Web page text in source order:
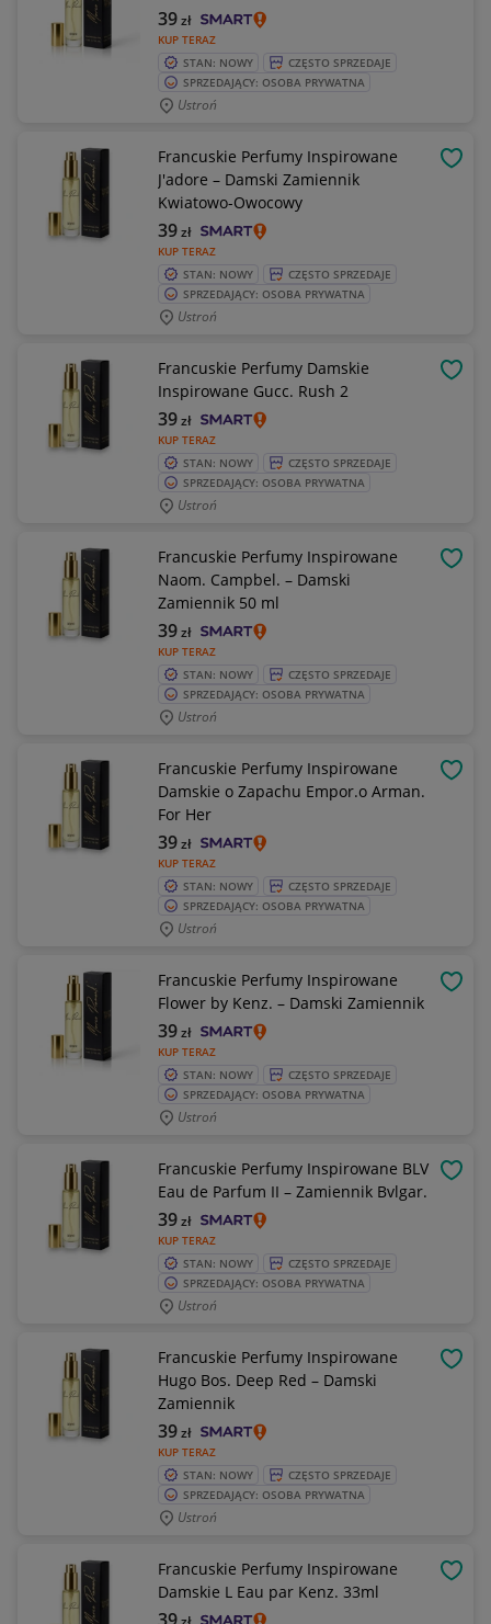
KUP TERAZ
39zł
STAN: NOWY
CZĘSTO SPRZEDAJE
SPRZEDAJĄCY: OSOBA PRYWATNA
Ustroń
Francuskie Perfumy Inspirowane
J'adore – Damski Zamiennik
Kwiatowo-Owocowy
KUP TERAZ
39zł
STAN: NOWY
CZĘSTO SPRZEDAJE
SPRZEDAJĄCY: OSOBA PRYWATNA
Ustroń
Francuskie Perfumy Damskie
Inspirowane Gucc. Rush 2
KUP TERAZ
39zł
STAN: NOWY
CZĘSTO SPRZEDAJE
SPRZEDAJĄCY: OSOBA PRYWATNA
Ustroń
Francuskie Perfumy Inspirowane
Naom. Campbel. – Damski
Zamiennik 50 ml
KUP TERAZ
39zł
STAN: NOWY
CZĘSTO SPRZEDAJE
SPRZEDAJĄCY: OSOBA PRYWATNA
Ustroń
Francuskie Perfumy Inspirowane
Damskie o Zapachu Empor.o Arman.
For Her
KUP TERAZ
39zł
STAN: NOWY
CZĘSTO SPRZEDAJE
SPRZEDAJĄCY: OSOBA PRYWATNA
Ustroń
Francuskie Perfumy Inspirowane
Flower by Kenz. – Damski Zamiennik
KUP TERAZ
39zł
STAN: NOWY
CZĘSTO SPRZEDAJE
SPRZEDAJĄCY: OSOBA PRYWATNA
Ustroń
Francuskie Perfumy Inspirowane BLV
Eau de Parfum II – Zamiennik Bvlgar.
KUP TERAZ
39zł
STAN: NOWY
CZĘSTO SPRZEDAJE
SPRZEDAJĄCY: OSOBA PRYWATNA
Ustroń
Francuskie Perfumy Inspirowane
Hugo Bos. Deep Red – Damski
Zamiennik
KUP TERAZ
39zł
STAN: NOWY
CZĘSTO SPRZEDAJE
SPRZEDAJĄCY: OSOBA PRYWATNA
Ustroń
Francuskie Perfumy Inspirowane
Damskie L Eau par Kenz. 33ml